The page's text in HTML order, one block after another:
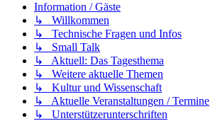
Information / Gäste
↳ Willkommen
↳ Technische Fragen und Infos
↳ Small Talk
↳ Aktuell: Das Tagesthema
↳ Weitere aktuelle Themen
↳ Kultur und Wissenschaft
↳ Aktuelle Veranstaltungen / Termine
↳ Unterstützerunterschriften